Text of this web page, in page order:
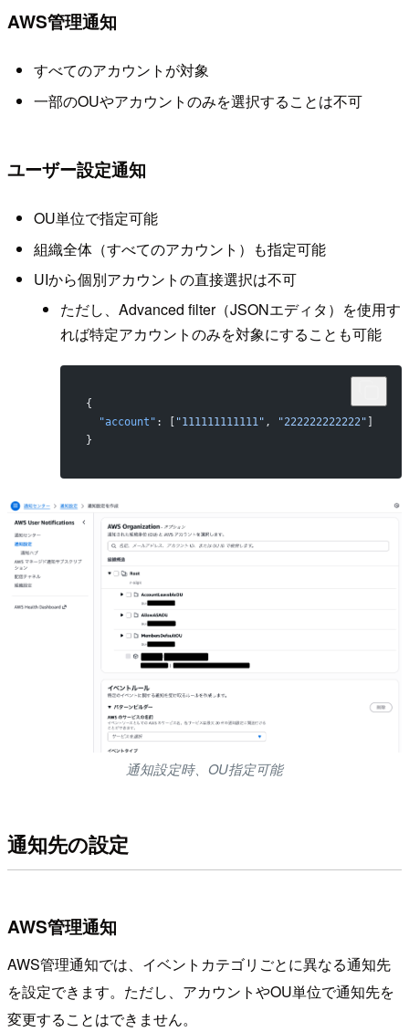
AWS管理通知
すべてのアカウントが対象
一部のOUやアカウントのみを選択することは不可
ユーザー設定通知
OU単位で指定可能
組織全体（すべてのアカウント）も指定可能
UIから個別アカウントの直接選択は不可
ただし、Advanced filter（JSONエディタ）を使用す
れば特定アカウントのみを対象にすることも可能
{
  "account"
: [ "111111111111" , "222222222222"
}
通知設定時、OU指定可能
通知先の設定
AWS管理通知
AWS管理通知では、イベントカテゴリごとに異なる通知先
を設定できます。ただし、アカウントやOU単位で通知先を
変更することはできません。